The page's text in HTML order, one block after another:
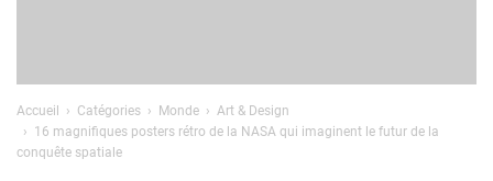
Accueil Catégories Monde
Art & Design
16 magnifiques posters rétro de la NASA qui imaginent le futur de la
conquête spatiale